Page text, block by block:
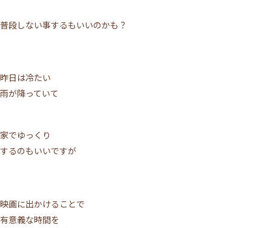
普段しない事するもいいのかも？
昨日は冷たい
雨が降っていて
家でゆっくり
するのもいいですが
映画に出かけることで
有意義な時間を